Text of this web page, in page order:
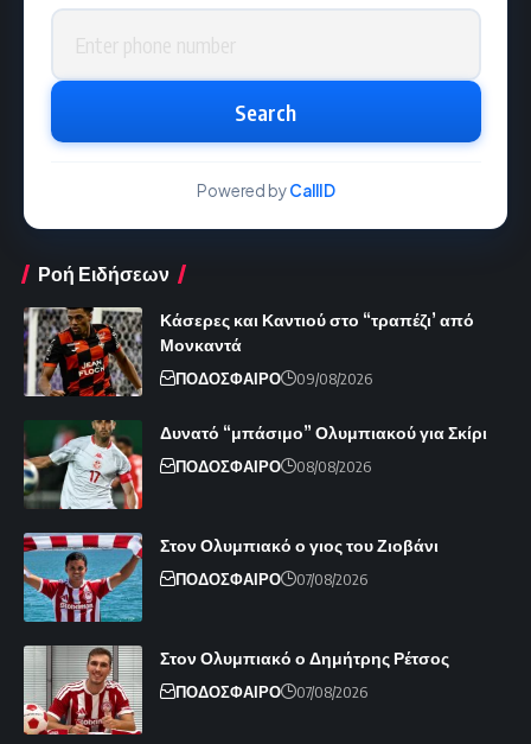
Phone number
Search
Powered byCallID
Ροή Ειδήσεων
Κάσερες και Καντιού στο “τραπέζι’ από
Μονκαντά
ΠΟΔΟΣΦΑΙΡΟ 09/08/2026
Δυνατό “μπάσιμο” Ολυμπιακού για Σκίρι
ΠΟΔΟΣΦΑΙΡΟ 08/08/2026
Στον Ολυμπιακό ο γιος του Ζιοβάνι
ΠΟΔΟΣΦΑΙΡΟ 07/08/2026
Στον Ολυμπιακό ο Δημήτρης Ρέτσος
ΠΟΔΟΣΦΑΙΡΟ 07/08/2026